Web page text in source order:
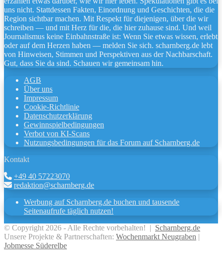
uns nicht. Stattdessen Fakten, Einordnung und Geschichten, die die
Region sichtbar machen. Mit Respekt für diejenigen, über die wir
schreiben — und mit Herz für die, die hier zuhause sind. Und weil
Journalismus keine Einbahnstraße ist: Wenn Sie etwas wissen, erlebt
oder auf dem Herzen haben — melden Sie sich. scharnberg.de lebt
von Hinweisen, Stimmen und Perspektiven aus der Nachbarschaft.
Gut, dass Sie da sind. Schauen wir gemeinsam hin.
AGB
Über uns
Impressum
Cookie-Richtlinie
Datenschutzerklärung
Gewinnspielbedingungen
Verbot von KI-Scans
Nutzungsbedingungen für das Forum auf Scharnberg.de
Kontakt
+49 40 57223070
redaktion@scharnberg.de
Werbung auf Scharnberg.de buchen und tausende
Seitenaufrufe täglich nutzen!
© Copyright 2026 - Alle Rechte vorbehalten! | Scharnberg.de
Unsere Projekte & Partnerschaften: Wochenmarkt Neugraben |
Jobmesse Süderelbe